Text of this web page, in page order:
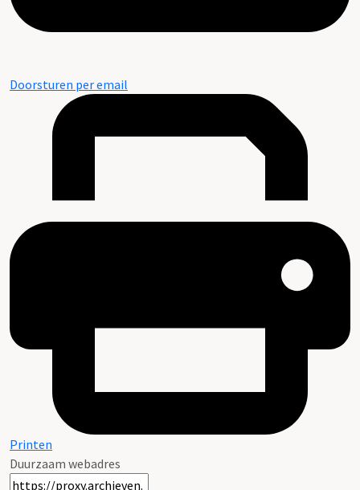
Doorsturen per email
Printen
Duurzaam webadres